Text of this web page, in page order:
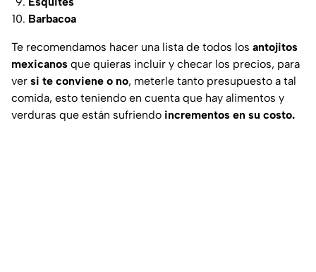
Barbacoa
Te recomendamos hacer una lista de todos los antojitos
mexicanos que quieras incluir y checar los precios, para
ver si te conviene o no, meterle tanto presupuesto a tal
comida, esto teniendo en cuenta que hay alimentos y
verduras que están sufriendo incrementos en su costo.